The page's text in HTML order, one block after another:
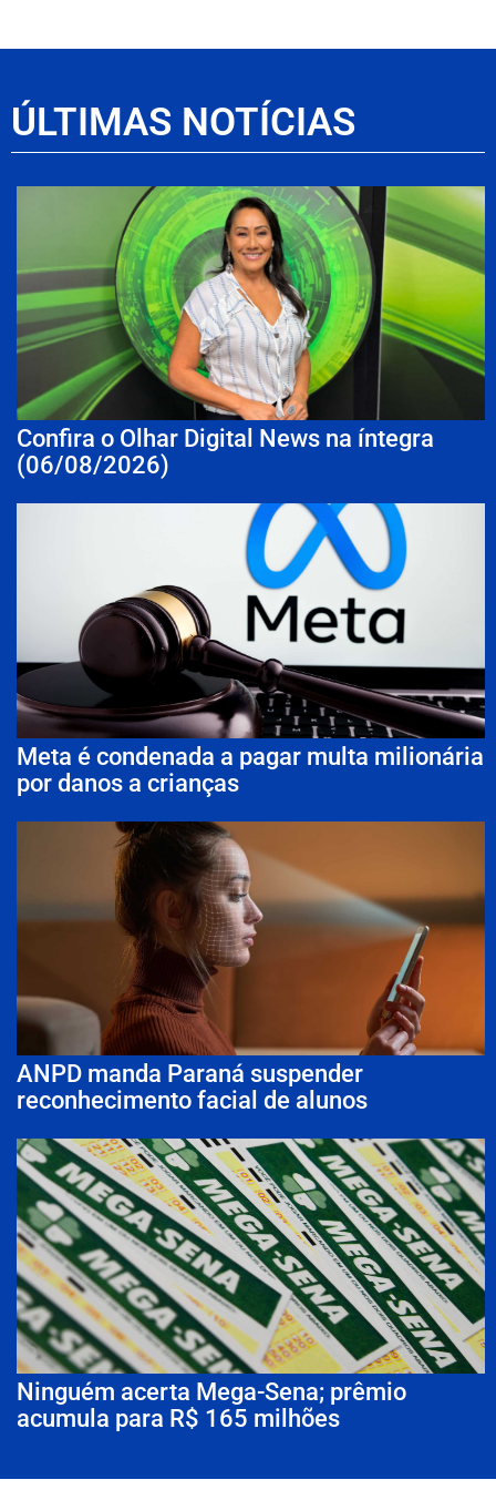
ÚLTIMAS NOTÍCIAS
Confira o Olhar Digital News na íntegra
(06/08/2026)
Meta é condenada a pagar multa milionária
por danos a crianças
ANPD manda Paraná suspender
reconhecimento facial de alunos
Ninguém acerta Mega-Sena; prêmio
acumula para R$ 165 milhões